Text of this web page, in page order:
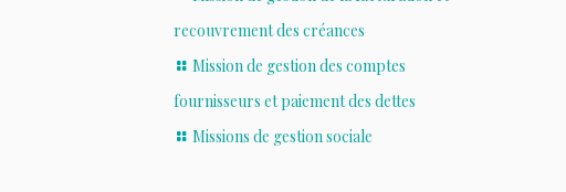
recouvrement des créances
Mission de gestion des comptes
fournisseurs et paiement des dettes
Missions de gestion sociale